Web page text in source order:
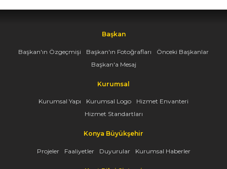
Başkan
Başkan'ın Özgeçmişi Başkan'ın Fotoğrafları
Önceki Başkanlar
Başkan'a Mesaj
Kurumsal
Kurumsal Yapı Kurumsal Logo
Hizmet Envanteri
Hizmet Standartları
Konya Büyükşehir
Projeler Faaliyetler Duyurular Kurumsal Haberler